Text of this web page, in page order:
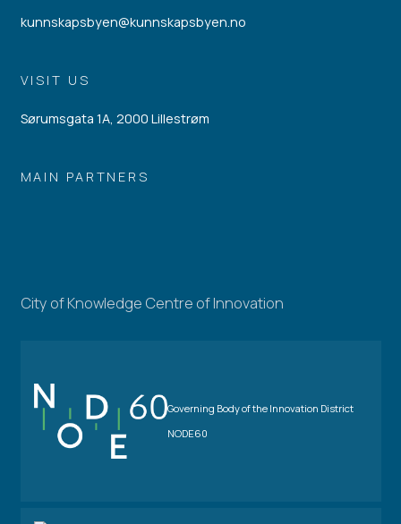
kunnskapsbyen@kunnskapsbyen.no
VISIT US
Sørumsgata 1A, 2000 Lillestrøm
MAIN PARTNERS
City of Knowledge Centre of Innovation
Governing Body of the Innovation District
NODE60